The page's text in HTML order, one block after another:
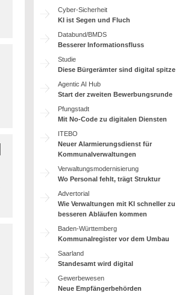
Cyber-Sicherheit
KI ist Segen und Fluch
Databund/BMDS
Besserer Informationsfluss
Studie
Diese Bürgerämter sind digital spitze
Agentic AI Hub
Start der zweiten Bewerbungsrunde
Pfungstadt
Mit No-Code zu digitalen Diensten
ITEBO
Neuer Alarmierungsdienst für
Kommunalverwaltungen
Verwaltungsmodernisierung
Wo Personal fehlt, trägt Struktur
Advertorial
Wie Verwaltungen mit KI schneller zu
besseren Abläufen kommen
Baden-Württemberg
Kommunalregister vor dem Umbau
Saarland
Standesamt wird digital
Gewerbewesen
Neue Empfängerbehörden